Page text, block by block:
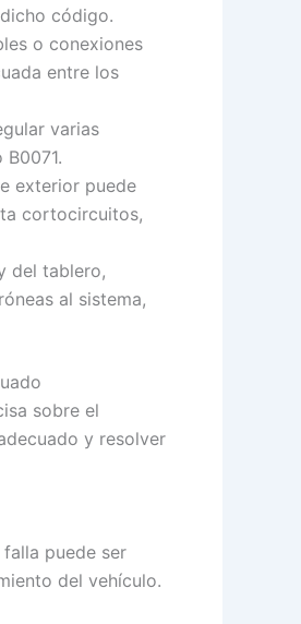
código.
o conexiones
entre los
varias
exterior puede
cortocircuitos,
del tablero,
al sistema,
sobre el
y resolver
puede ser
del vehículo.